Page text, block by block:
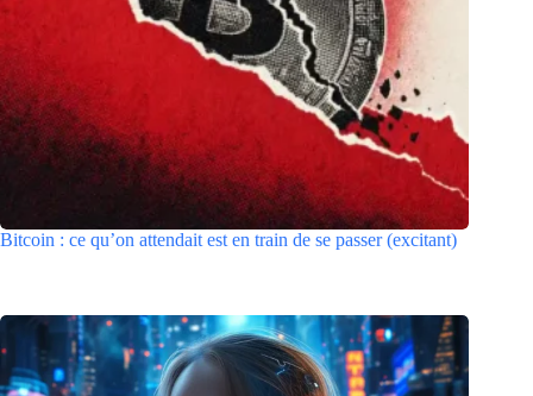
Bitcoin : ce qu’on attendait est en train de se passer (excitant)